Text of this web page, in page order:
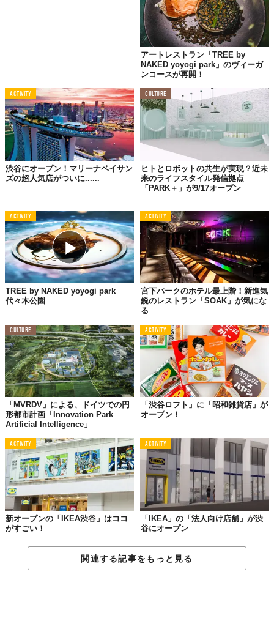
アートレストラン「TREE by
NAKED yoyogi park」のヴィーガ
ンコースが再開！
ACTIVITY
渋谷にオープン！マリーナベイサン
ズの超人気店がついに......
CULTURE
ヒトとロボットの共生が実現？近未
来のライフスタイル発信拠点
「PARK＋」が9/17オープン
ACTIVITY
TREE by NAKED yoyogi park
代々木公園
ACTIVITY
宮下パークのホテル最上階！新進気
鋭のレストラン「SOAK」が気にな
る
CULTURE
「MVRDV」による、ドイツでの円
形都市計画「Innovation Park
Artificial Intelligence」
ACTIVITY
「渋谷ロフト」に「昭和雑貨店」が
オープン！
ACTIVITY
新オープンの「IKEA渋谷」はココ
がすごい！
ACTIVITY
「IKEA」の「法人向け店舗」が渋
谷にオープン
関連する記事をもっと見る